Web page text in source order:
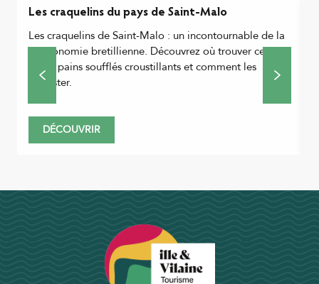
Les craquelins du pays de Saint-Malo
Les craquelins de Saint-Malo : un incontournable de la
gastronomie bretillienne. Découvrez où trouver ces
petits pains soufflés croustillants et comment les
déguster.
DÉCOUVRIR